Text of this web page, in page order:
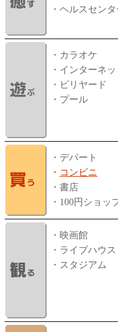
・ヘルスセンタ
・カラオケ
・インターネ
・ビリヤード
・プール
・デパート
・ コンビニ
・書店
・100円ショッ
・映画館
・ライブハウス
・スタジアム